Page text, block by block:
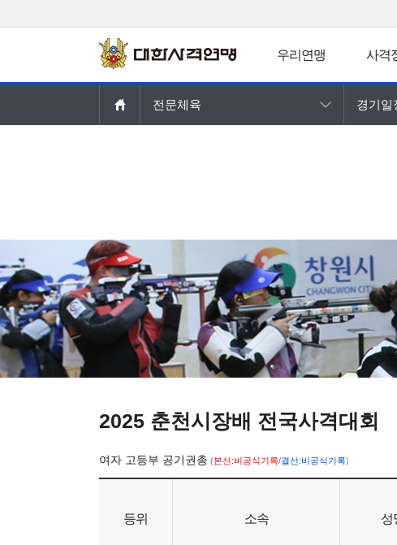
우리연맹 사격
전문체육 경기일
2025 춘천시장배 전국사격대회
여자 고등부 공기권총(본선:비공식기록/결선:비공식기록)
등위 소속 성